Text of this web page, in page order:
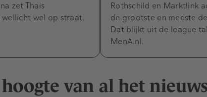
zet Thais
wel op straat.
Rothschild en Marktlink
de grootste en meeste
Dat blijkt uit de league
MenA.nl.
van al het nieuws